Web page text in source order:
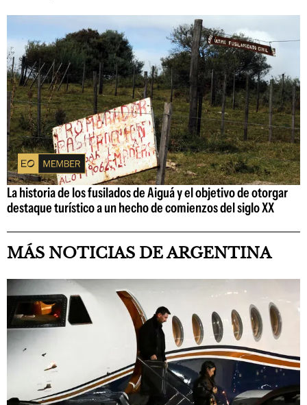
La historia de los fusilados de Aiguá y el objetivo de otorgar
destaque turístico a un hecho de comienzos del siglo XX
MÁS NOTICIAS DE ARGENTINA